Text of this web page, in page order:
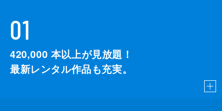
01
420,000 本以上が見放題！
最新レンタル作品も充実。